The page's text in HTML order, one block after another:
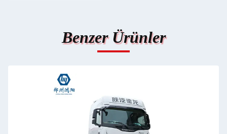
Benzer Ürünler